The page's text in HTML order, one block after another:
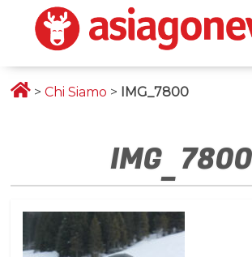
>Chi Siamo > IMG_7800
IMG_7800